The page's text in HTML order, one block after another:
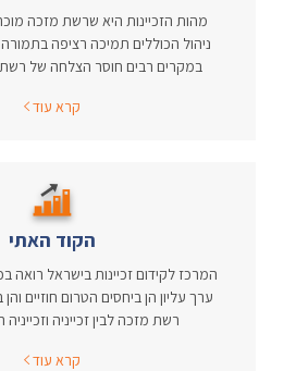
מהות הזכיינות היא שרשת מזכה
ניהול הכוללים תמיכה רציפה
במקרים רבים חוסר הצלחה של
קרא עוד
הקוד האתי
המרכז לקידום זכיינות בישראל רואה
ערך עליון הן ביחסים הטרום חוזיים
רשת מזכה לבין זכייניה וזכייניה
קרא עוד